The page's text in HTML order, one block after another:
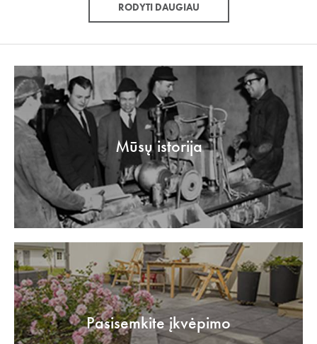
RODYTI DAUGIAU
Mūsų istorija
Pasisemkite įkvėpimo